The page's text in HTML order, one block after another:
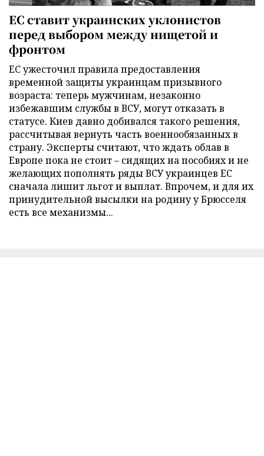
ЕС ставит украинских уклонистов
перед выбором между нищетой и
фронтом
ЕС ужесточил правила предоставления
временной защиты украинцам призывного
возраста: теперь мужчинам, незаконно
избежавшим службы в ВСУ, могут отказать в
статусе. Киев давно добивался такого решения,
рассчитывая вернуть часть военнообязанных в
страну. Эксперты считают, что ждать облав в
Европе пока не стоит – сидящих на пособиях и не
желающих пополнять ряды ВСУ украинцев ЕС
сначала лишит льгот и выплат. Впрочем, и для их
принудительной высылки на родину у Брюсселя
есть все механизмы...